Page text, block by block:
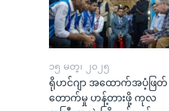
၁၅ မတ္၊ ၂၀၂၅
ရိုဟင်ဂျာ အထောက်အပံ့ဖြတ်
တောက်မှု ဟန့်တားဖို့ ကုလ